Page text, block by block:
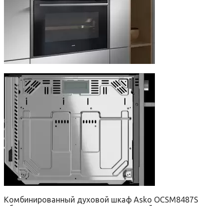
Комбинированный духовой шкаф Asko OCSM8487S